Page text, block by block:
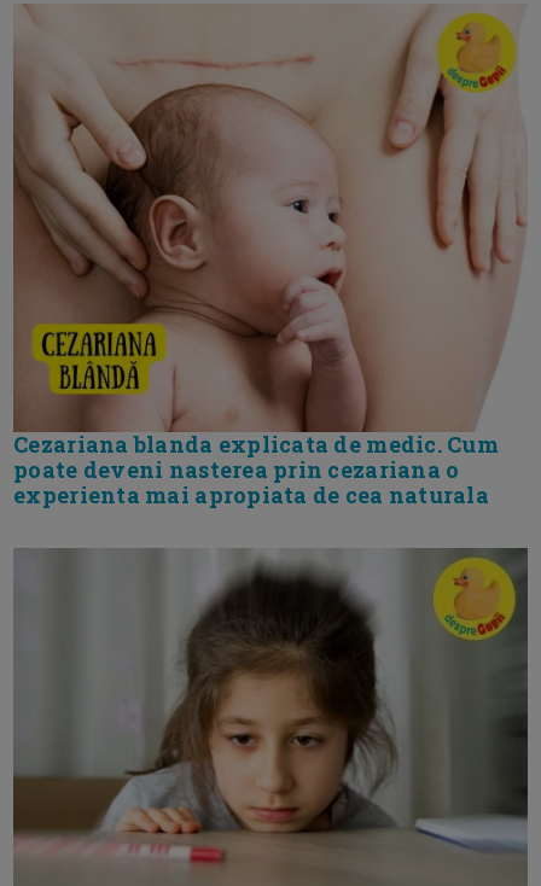
Cezariana blanda explicata de medic. Cum
poate deveni nasterea prin cezariana o
experienta mai apropiata de cea naturala